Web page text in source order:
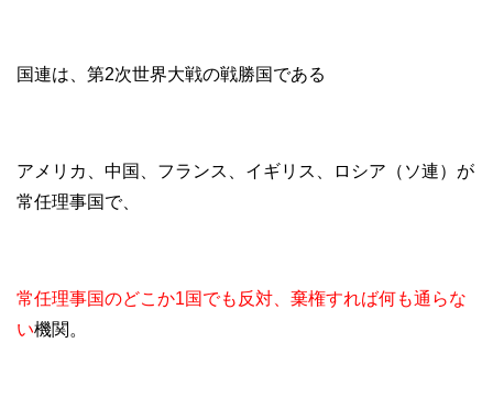
国連は、第2次世界大戦の戦勝国である
アメリカ、中国、フランス、イギリス、ロシア（ソ連）が
常任理事国で、
常任理事国のどこか1国でも反対、棄権すれば何も通らな
い機関。